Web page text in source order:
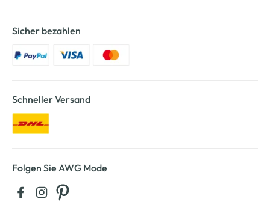
Sicher bezahlen
Schneller Versand
Folgen Sie AWG Mode